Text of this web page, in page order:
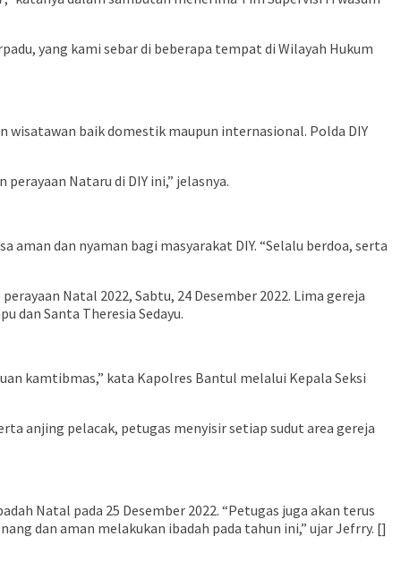
yang kami sebar di beberapa tempat di Wilayah Hukum
wisatawan baik domestik maupun internasional. Polda DIY
Nataru di DIY ini,” jelasnya.
dan nyaman bagi masyarakat DIY. “Selalu berdoa, serta
Natal 2022, Sabtu, 24 Desember 2022. Lima gereja
dan Santa Theresia Sedayu.
kamtibmas,” kata Kapolres Bantul melalui Kepala Seksi
anjing pelacak, petugas menyisir setiap sudut area gereja
Natal pada 25 Desember 2022. “Petugas juga akan terus
dan aman melakukan ibadah pada tahun ini,” ujar Jefrry. []